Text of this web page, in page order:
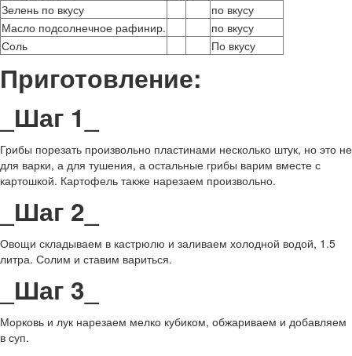
Зелень по вкусу
по вкусу
Масло подсолнечное рафинир.
по вкусу
Соль
По вкусу
Приготовление:
_Шаг 1_
Грибы порезать произвольно пластинами несколько штук, но это не
для варки, а для тушения, а остальные грибы варим вместе с
картошкой. Картофель также нарезаем произвольно.
_Шаг 2_
Овощи складываем в кастрюлю и заливаем холодной водой, 1.5
литра. Солим и ставим вариться.
_Шаг 3_
Морковь и лук нарезаем мелко кубиком, обжариваем и добавляем
в суп.